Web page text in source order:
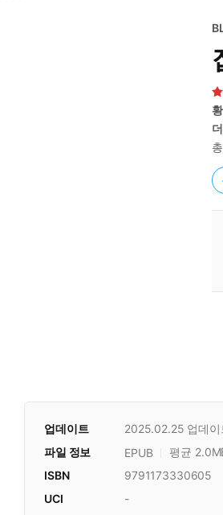
업데이트 2025.02.25 업데이
파일 정보 EPUB
평균
ISBN
9791173330605
UCI
-